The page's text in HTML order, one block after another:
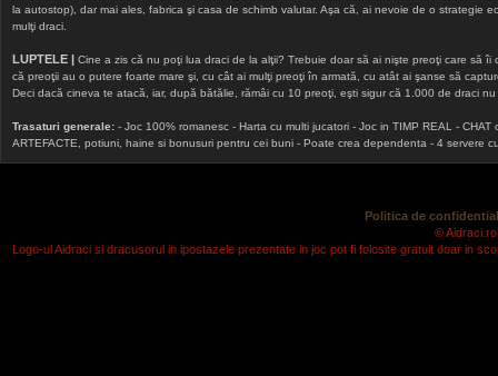
la autostop), dar mai ales, fabrica şi casa de schimb valutar. Aşa că, ai nevoie de o strategie
mulţi draci.
LUPTELE | Cine a zis că nu poţi lua draci de la alţii? Trebuie doar să ai nişte preoţi care să
că preoţii au o putere foarte mare şi, cu cât ai mulţi preoţi în armată, cu atât ai şanse să
Deci dacă cineva te atacă, iar, după bătălie, rămâi cu 10 preoţi, eşti sigur că 1.000 de draci
Trasaturi generale: - Joc 100% romanesc - Harta cu multi jucatori - Joc in TIMP REAL -
ARTEFACTE, potiuni, haine si bonusuri pentru cei buni - Poate crea dependenta - 4 servere
Politica de
©
Logo-ul Aidraci si dracusorul in ipostazele prezentate in joc pot fi folosite gratuit doar in